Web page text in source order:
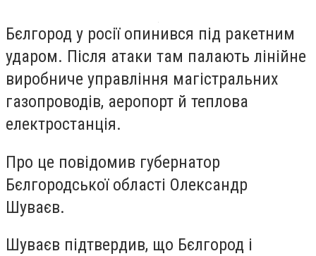
Бєлгород у росії опинився під ракетним
ударом. Після атаки там палають лінійне
виробниче управління магістральних
газопроводів, аеропорт й теплова
електростанція.
Про це повідомив губернатор
Бєлгородської області Олександр
Шуваєв.
Шуваєв підтвердив, що Бєлгород і